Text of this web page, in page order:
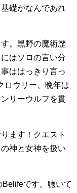
礎がなんであれ
。黒野の魔術歴
はソロの言い分
ははっきり言っ
ロウリー、晩年は
リーウルフを貫
ます！クエスト
神と女神を扱い
Belifeです。聴いて